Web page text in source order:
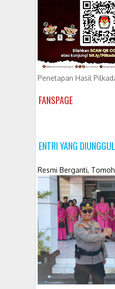
Penetapan Hasil
FANSPAGE
ENTRI YANG
Resmi Berganti,